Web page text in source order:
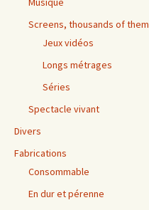
Screens, thousands of them
Jeux vidéos
Longs métrages
Séries
Spectacle vivant
Divers
Fabrications
Consommable
En dur et pérenne